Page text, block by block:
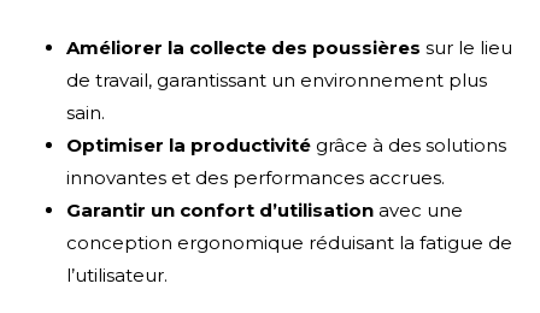
Améliorer la collecte des poussières sur le lieu
de travail, garantissant un environnement plus
sain.
Optimiser la productivité grâce à des solutions
innovantes et des performances accrues.
Garantir un confort d’utilisation avec une
conception ergonomique réduisant la fatigue de
l’utilisateur.